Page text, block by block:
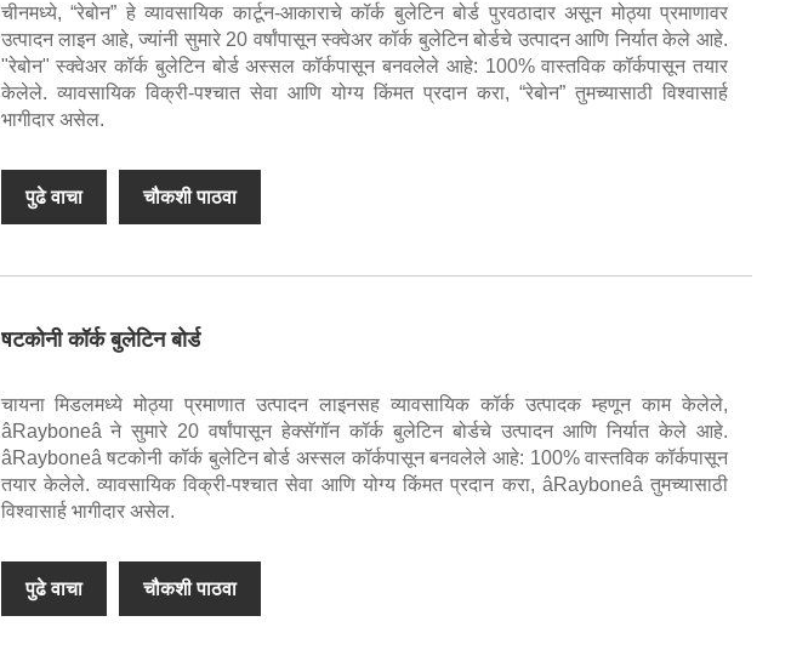
चीनमध्ये, “रेबोन” हे व्यावसायिक कार्टून-आकाराचे कॉर्क बुलेटिन बोर्ड पुरवठादार असून मोठ्या प्रमाणावर
उत्पादन लाइन आहे, ज्यांनी सुमारे 20 वर्षांपासून स्क्वेअर कॉर्क बुलेटिन बोर्डचे उत्पादन आणि निर्यात केले आहे.
"रेबोन" स्क्वेअर कॉर्क बुलेटिन बोर्ड अस्सल कॉर्कपासून बनवलेले आहे: 100% वास्तविक कॉर्कपासून तयार
केलेले. व्यावसायिक विक्री-पश्चात सेवा आणि योग्य किंमत प्रदान करा, “रेबोन” तुमच्यासाठी विश्वासार्ह
भागीदार असेल.
पुढे वाचा चौकशी पाठवा
षटकोनी कॉर्क बुलेटिन बोर्ड
चायना मिडलमध्ये मोठ्या प्रमाणात उत्पादन लाइनसह व्यावसायिक कॉर्क उत्पादक म्हणून काम केलेले,
âRayboneâ ने सुमारे 20 वर्षांपासून हेक्सॅगॉन कॉर्क बुलेटिन बोर्डचे उत्पादन आणि निर्यात केले आहे.
âRayboneâ षटकोनी कॉर्क बुलेटिन बोर्ड अस्सल कॉर्कपासून बनवलेले आहे: 100% वास्तविक कॉर्कपासून
तयार केलेले. व्यावसायिक विक्री-पश्चात सेवा आणि योग्य किंमत प्रदान करा, âRayboneâ तुमच्यासाठी
विश्वासार्ह भागीदार असेल.
पुढे वाचा चौकशी पाठवा